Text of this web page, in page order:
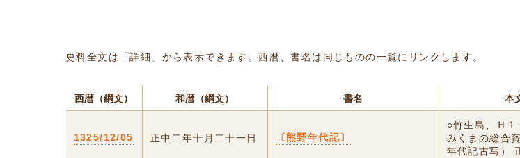
史料全文は「詳細」から表示できます。西暦、書名は同じものの一覧にリンクします。
西暦（綱文） 和暦（綱文） 書名 本
1325/12/05 正中二年十月二十一日 〔熊野年代記〕
○竹生島、Ｈ１
みくまの総合
年代記古写）